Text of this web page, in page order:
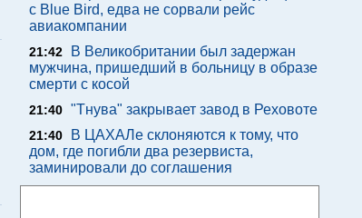
с Blue Bird, едва не сорвали рейс
авиакомпании
21:42
В Великобритании был задержан
мужчина, пришедший в больницу в образе
смерти с косой
21:40 "Тнува" закрывает завод в Реховоте
21:40
В ЦАХАЛе склоняются к тому, что
дом, где погибли два резервиста,
заминировали до соглашения